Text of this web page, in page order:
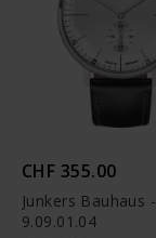
CHF 355.00
Junkers Bauhaus -
9.09.01.04